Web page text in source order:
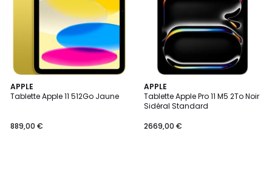
APPLE
Tablette Apple 11 512Go Jaune
889,00 €
APPLE
Tablette Apple Pro 11 M5 2To Noir
Sidéral Standard
2669,00 €